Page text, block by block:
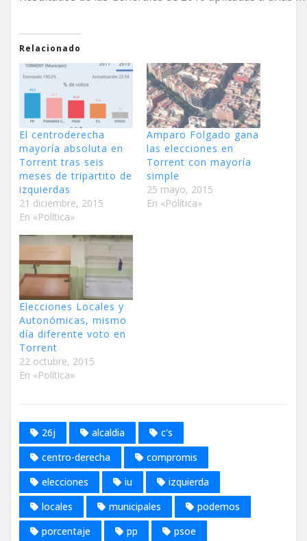
Relacionado
El centroderecha
mayoría absoluta en
Torrent tras seis
meses de tripartito de
izquierdas
21 diciembre, 2015
En «Política»
Amparo Folgado gana
las elecciones en
Torrent con mayoría
simple
25 mayo, 2015
En «Política»
Elecciones Locales y
Autonómicas, mismo
día diferente voto en
Torrent
22 octubre, 2015
En «Política»
26j alcaldia
c's
centro-derecha
compromis
elecciones
iu
izquierda
locales
municipales
podemos
porcentaje
pp
psoe